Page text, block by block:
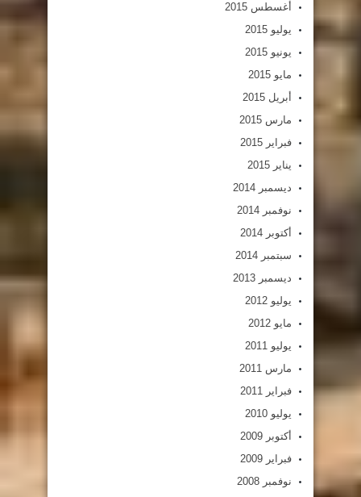
أغسطس 2015
يوليو 2015
يونيو 2015
مايو 2015
أبريل 2015
مارس 2015
فبراير 2015
يناير 2015
ديسمبر 2014
نوفمبر 2014
أكتوبر 2014
سبتمبر 2014
ديسمبر 2013
يوليو 2012
مايو 2012
يوليو 2011
مارس 2011
فبراير 2011
يوليو 2010
أكتوبر 2009
فبراير 2009
نوفمبر 2008